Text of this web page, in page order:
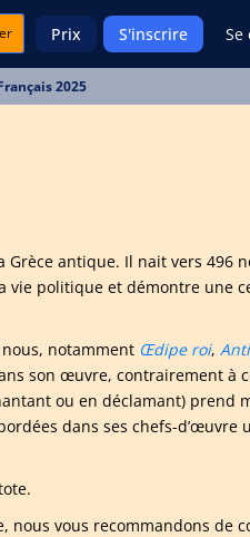
Prix S'inscrire Se
2025
Grèce antique. Il nait vers 496
vie politique et démontre une
nous, notamment Œdipe roi,
son œuvre, contrairement à
ou en déclamant) prend
dans ses chefs-d’œuvre
nous vous recommandons de